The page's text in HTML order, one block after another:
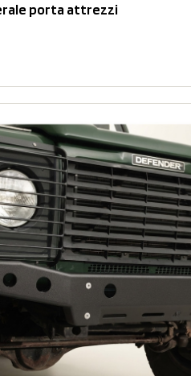
porta attrezzi